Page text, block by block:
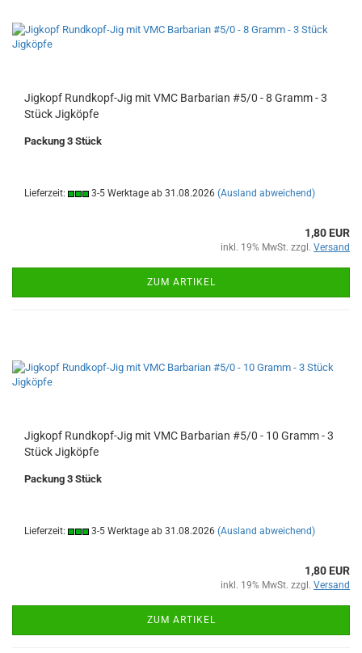
Jigkopf Rundkopf-Jig mit VMC Barbarian #5/0 - 8 Gramm - 3
Stück Jigköpfe
Packung 3 Stück
Lieferzeit: 3-5 Werktage ab 31.08.2026 (Ausland abweichend)
1,80 EUR
inkl. 19% MwSt. zzgl. Versand
ZUM ARTIKEL
Jigkopf Rundkopf-Jig mit VMC Barbarian #5/0 - 10 Gramm - 3
Stück Jigköpfe
Packung 3 Stück
Lieferzeit: 3-5 Werktage ab 31.08.2026 (Ausland abweichend)
1,80 EUR
inkl. 19% MwSt. zzgl. Versand
ZUM ARTIKEL